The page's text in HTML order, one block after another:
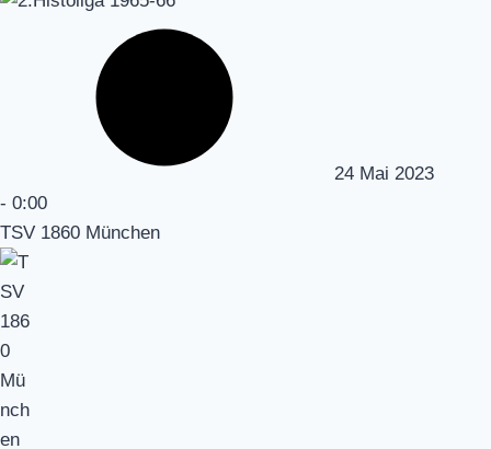
24 Mai 2023
- 0:00
TSV 1860 München